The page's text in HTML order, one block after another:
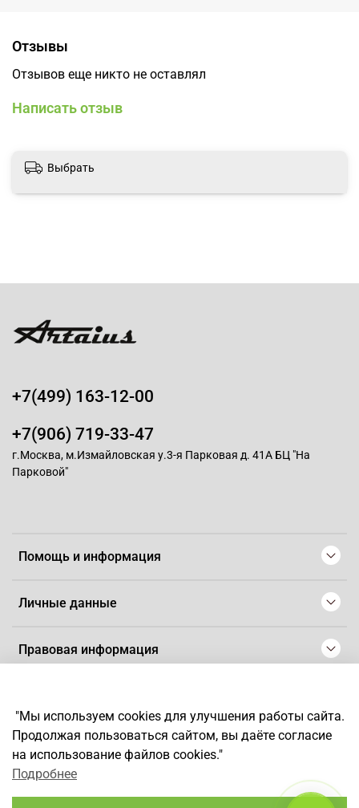
Отзывы
Отзывов еще никто не оставлял
Написать отзыв
Выбрать
Помощь и информация
Личные данные
Правовая информация
+7(499) 163-12-00
+7(906) 719-33-47
г.Москва, м.Измайловская у.3-я Парковая д. 41А БЦ "На
Парковой"
*Любое использование контента без письменного разрешения
запрещено
"Мы используем cookies для улучшения работы сайта.
Продолжая пользоваться сайтом, вы даёте согласие
на использование файлов cookies."
Подробнее